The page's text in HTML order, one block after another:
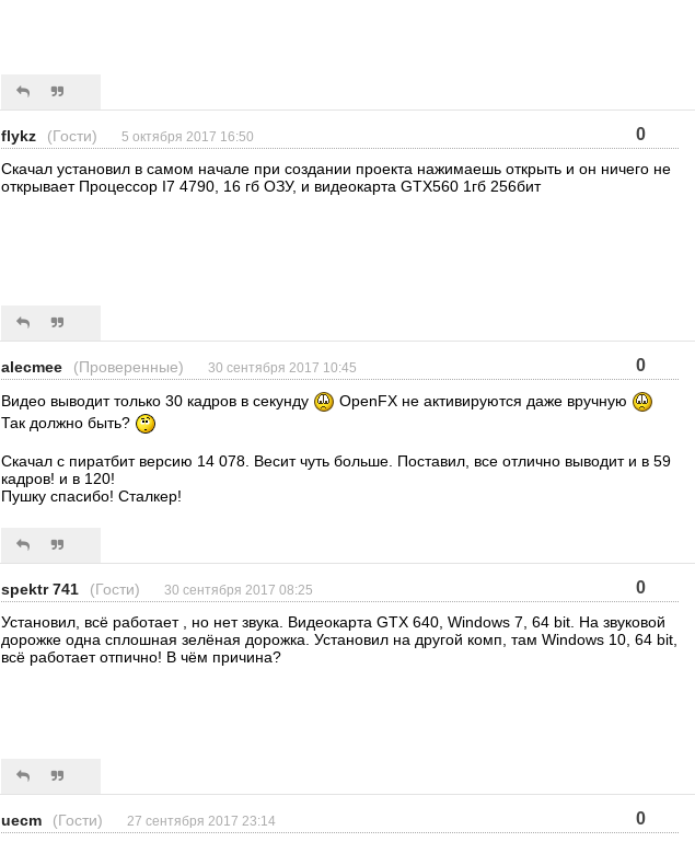
flykz (Гости) 5 октября 2017 16:50 0
Скачал установил в самом начале при создании проекта нажимаешь открыть и он ничего не
открывает Процессор І7 4790, 16 гб ОЗУ, и видеокарта GTX560 1гб 256бит
alecmee (Проверенные) 30 сентября 2017 10:45 0
Видео выводит только 30 кадров в секунду
OpenFX не активируются даже вручную
Так должно быть?
Скачал с пиратбит версию 14 078. Весит чуть больше. Поставил, все отлично выводит и в 59
кадров! и в 120!
Пушку спасибо! Сталкер!
spektr 741 (Гости) 30 сентября 2017 08:25 0
Установил, всё работает , но нет звука. Видеокарта GTX 640, Windows 7, 64 bit. На звуковой
дорожке одна сплошная зелёная дорожка. Установил на другой комп, там Windows 10, 64 bit,
всё работает отпично! В чём причина?
uecm (Гости) 27 сентября 2017 23:14 0